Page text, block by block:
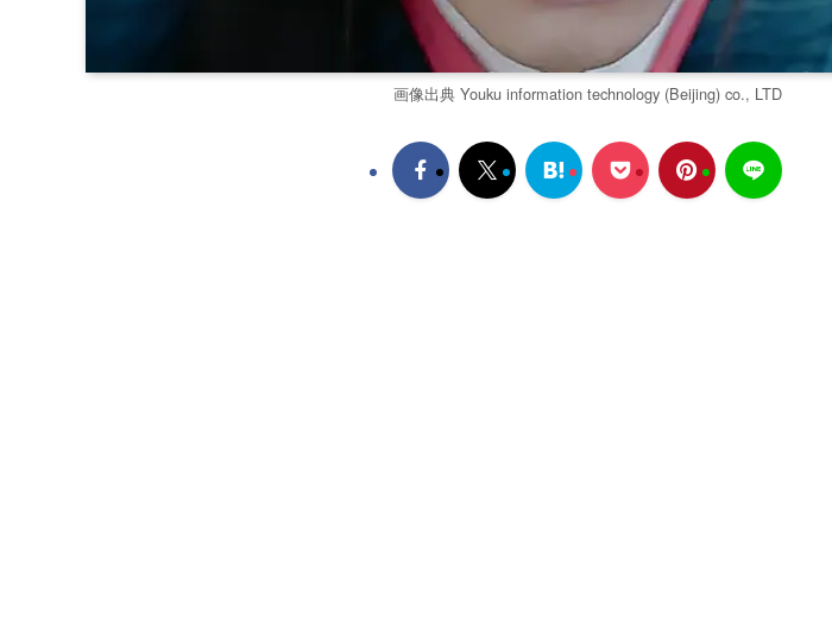
画像出典 Youku information technology (Beijing) co., LTD